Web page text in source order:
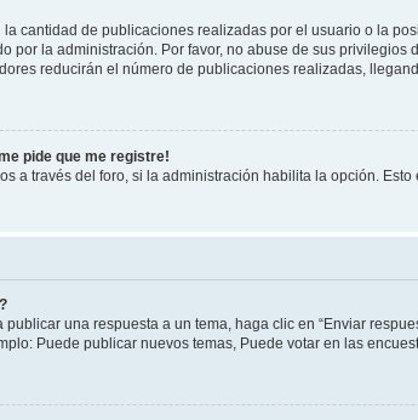
cantidad de publicaciones realizadas por el usuario o la
por la administración. Por favor, no abuse de sus
reducirán el número de publicaciones realizadas,
pide que me registre!
a través del foro, si la administración habilita la opción.
una respuesta a un tema, haga clic en “Enviar
Puede publicar nuevos temas, Puede votar en las